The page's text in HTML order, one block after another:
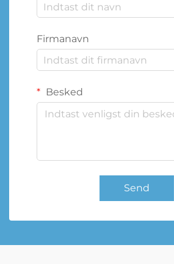
Firmanavn
Besked
Send